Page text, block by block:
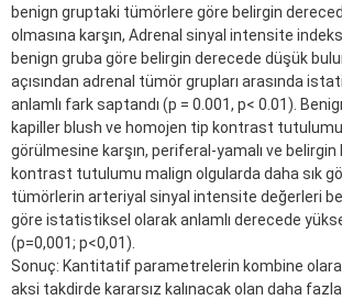
benign gruptaki tümörlere göre belirgin
olmasına karşın, Adrenal sinyal intensite
benign gruba göre belirgin derecede düşük
açısından adrenal tümör grupları arasında
anlamlı fark saptandı (p = 0.001, p< 0.01).
kapiller blush ve homojen tip kontrast tutulumu
görülmesine karşın, periferal-yamalı ve belirgin
kontrast tutulumu malign olgularda daha sık
tümörlerin arteriyal sinyal intensite değerleri
göre istatistiksel olarak anlamlı derecede
(p=0,001; p<0,01).
Sonuç: Kantitatif parametrelerin kombine
aksi takdirde kararsız kalınacak olan daha